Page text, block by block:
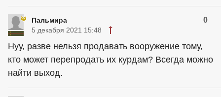
Пальмира 0
5 декабря 2021 15:48
Нуу, разве нельзя продавать вооружение тому,
кто может перепродать их курдам? Всегда можно
найти выход.